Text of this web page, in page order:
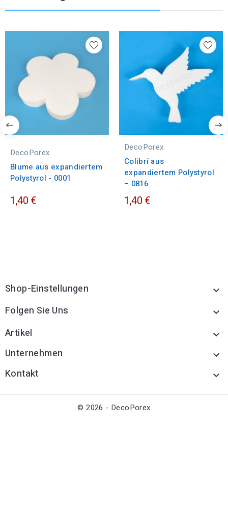
DecoPorex
Blume aus expandiertem
Polystyrol - 0001
1,40 €
DecoPorex
Colibrí aus
expandiertem Polystyrol
– 0816
1,40 €
Shop-Einstellungen 
Folgen Sie Uns 
Artikel 
Unternehmen 
Kontakt 
© 2026 - DecoPorex